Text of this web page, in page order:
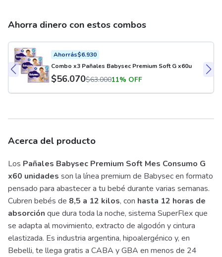
Ahorra dinero con estos combos
Ahorrás$6.930
Combo x3 Pañales Babysec Premium Soft G x60u
$56.070$63.00011% OFF
Acerca del producto
Los Pañales Babysec Premium Soft Mes Consumo G
x60 unidades son la línea premium de Babysec en formato
pensado para abastecer a tu bebé durante varias semanas.
Cubren bebés de 8,5 a 12 kilos, con hasta 12 horas de
absorción que dura toda la noche, sistema SuperFlex que
se adapta al movimiento, extracto de algodón y cintura
elastizada. Es industria argentina, hipoalergénico y, en
Bebelli, te llega gratis a CABA y GBA en menos de 24